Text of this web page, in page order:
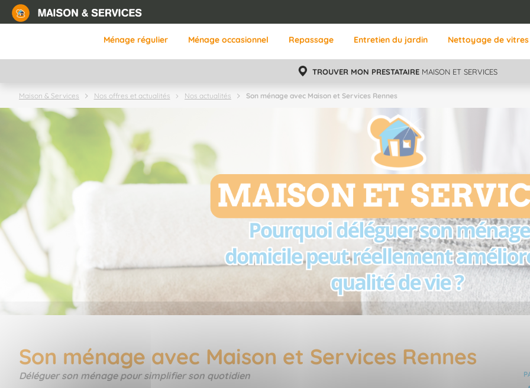
Aller
Ménage régulier Ménage occasionnel Repassage Entretien du jardin Nettoyage de vitres
TROUVER MON PRESTATAIRE MAISON ET SERVICES
Maison & Services Nos offres et actualités Nos actualités Son ménage avec Maison et Services Rennes
Son ménage avec Maison et Services Rennes
Déléguer son ménage pour simplifier son quotidien